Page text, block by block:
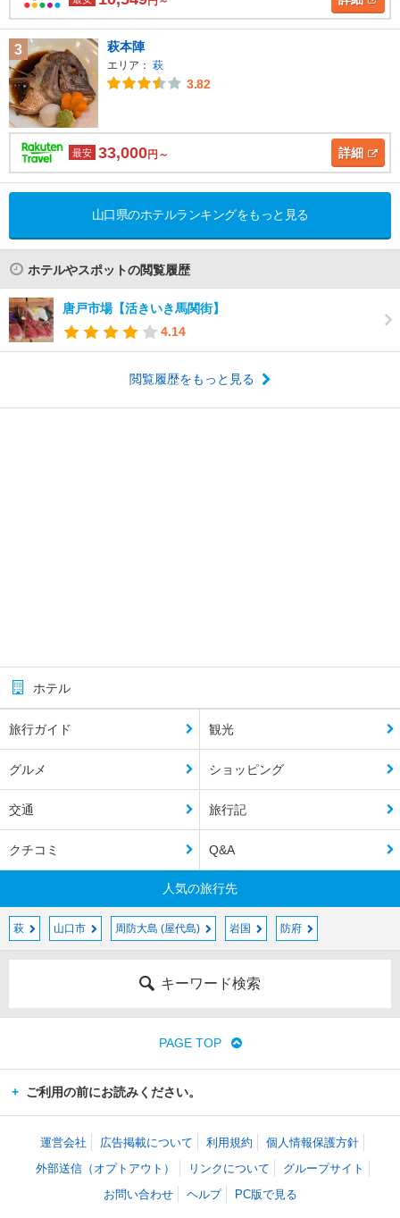
3 萩本陣
エリア： 萩
3.82
最安 33,000円～ 詳細
山口県のホテルランキングをもっと見る
ホテルやスポットの閲覧履歴
唐戸市場【活きいき馬関街】
4.14
閲覧履歴をもっと見る
ホテル
旅行ガイド 観光
グルメ ショッピング
交通 旅行記
クチコミ Q&A
人気の旅行先
萩 山口市 周防大島 (屋代島) 岩国 防府
キーワード検索
PAGE TOP
ご利用の前にお読みください。
運営会社 広告掲載について 利用規約
個人情報保護方針
外部送信（オプトアウト）
リンクについて
グループサイト
お問い合わせ
ヘルプ PC版で見る